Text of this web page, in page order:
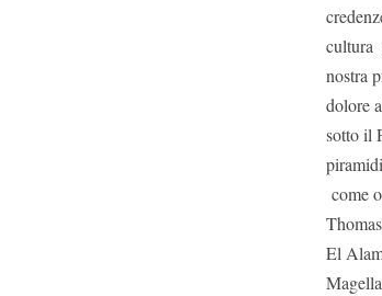
cultura
nostra
dolore
sotto il
come
El